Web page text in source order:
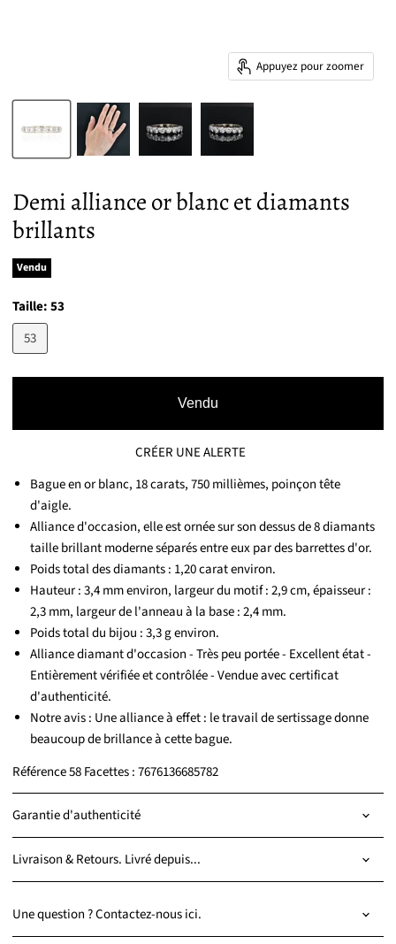
Appuyez pour zoomer
Demi alliance or blanc et diamants
brillants
Vendu
Taille:53
53
Vendu
CRÉER UNE ALERTE
Bague en or blanc, 18 carats, 750 millièmes, poinçon tête
d'aigle.
Alliance d'occasion, elle est ornée sur son dessus de 8 diamants
taille brillant moderne séparés entre eux par des barrettes d'or.
Poids total des diamants : 1,20 carat environ.
Hauteur : 3,4 mm environ, largeur du motif : 2,9 cm, épaisseur :
2,3 mm, largeur de l'anneau à la base : 2,4 mm.
Poids total du bijou : 3,3 g environ.
Alliance diamant d'occasion - Très peu portée - Excellent état -
Entièrement vérifiée et contrôlée - Vendue avec certificat
d'authenticité.
Notre avis : Une alliance à effet : le travail de sertissage donne
beaucoup de brillance à cette bague.
Référence 58 Facettes : 7676136685782
Garantie d'authenticité
Livraison & Retours. Livré depuis...
Une question ? Contactez-nous ici.